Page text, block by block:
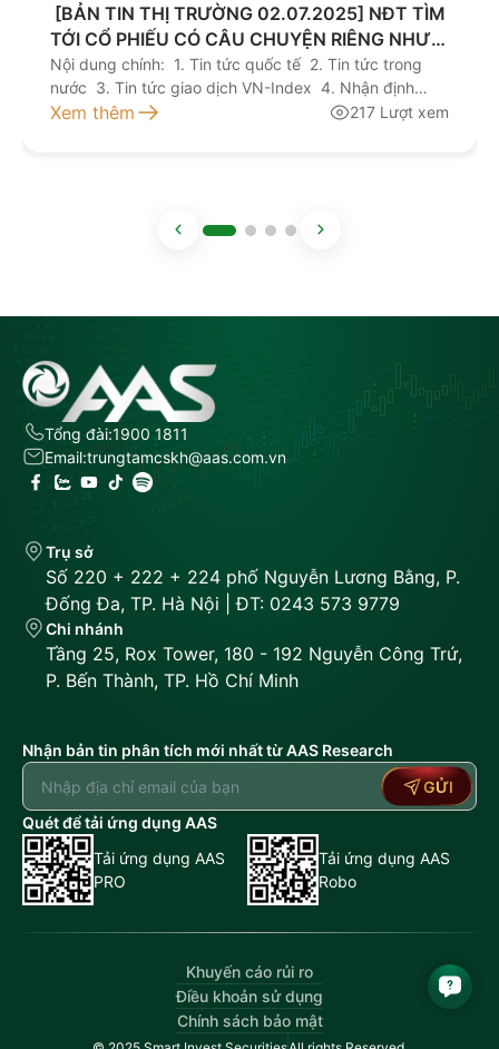
​ [BẢN TIN THỊ TRƯỜNG 02.07.2025] NĐT TÌM
TỚI CỔ PHIẾU CÓ CÂU CHUYỆN RIÊNG NHƯ
VCG, TLG
Nội dung chính: 1. Tin tức quốc tế 2. Tin tức trong
nước 3. Tin tức giao dịch VN-Index 4. Nhận định
giao dịch 5. Khuyến nghị đầu tư Kính mời quý nhà
Xem thêm 217 Lượt xem
Tổng đài:1900 1811
Email:trungtamcskh@aas.com.vn
Trụ sở
Số 220 + 222 + 224 phố Nguyễn Lương Bằng, P.
Đống Đa, TP. Hà Nội | ĐT: 0243 573 9779
Chi nhánh
Tầng 25, Rox Tower, 180 - 192 Nguyễn Công Trứ,
P. Bến Thành, TP. Hồ Chí Minh
Nhận bản tin phân tích mới nhất từ AAS Research
GỬI
Quét để tải ứng dụng AAS
Tải ứng dụng AAS
PRO
Tải ứng dụng AAS
Robo
Khuyến cáo rủi ro
Điều khoản sử dụng
Chính sách bảo mật